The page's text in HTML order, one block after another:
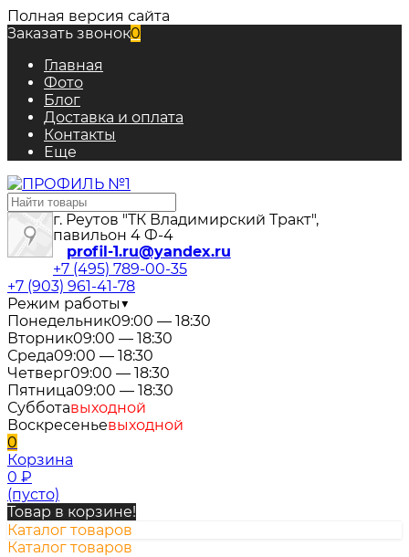
Полная версия сайта
Заказать звонок0
Главная
Фото
Блог
Доставка и оплата
Контакты
Еще
г. Реутов "ТК Владимирский Тракт",
павильон 4 Ф-4
profil-1.ru@yandex.ru
+7 (495) 789-00-35
+7 (903) 961-41-78
Режим работы▼
Понедельник09:00 — 18:30
Вторник09:00 — 18:30
Среда09:00 — 18:30
Четверг09:00 — 18:30
Пятница09:00 — 18:30
Субботавыходной
Воскресеньевыходной
0
Корзина
0 ₽
(пусто)
Товар в корзине!
Каталог товаров
Каталог товаров